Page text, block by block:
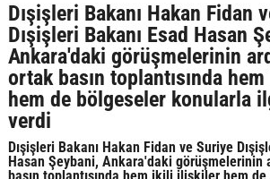
Dışişleri Bakanı Hakan Fidan
Dışişleri Bakanı Esad Hasan
Ankara'daki görüşmelerinin
ortak basın toplantısında
hem de bölgeseler konularla
verdi
Dışişleri Bakanı Hakan Fidan ve Suriye
Hasan Şeybani, Ankara'daki görüşmelerinin